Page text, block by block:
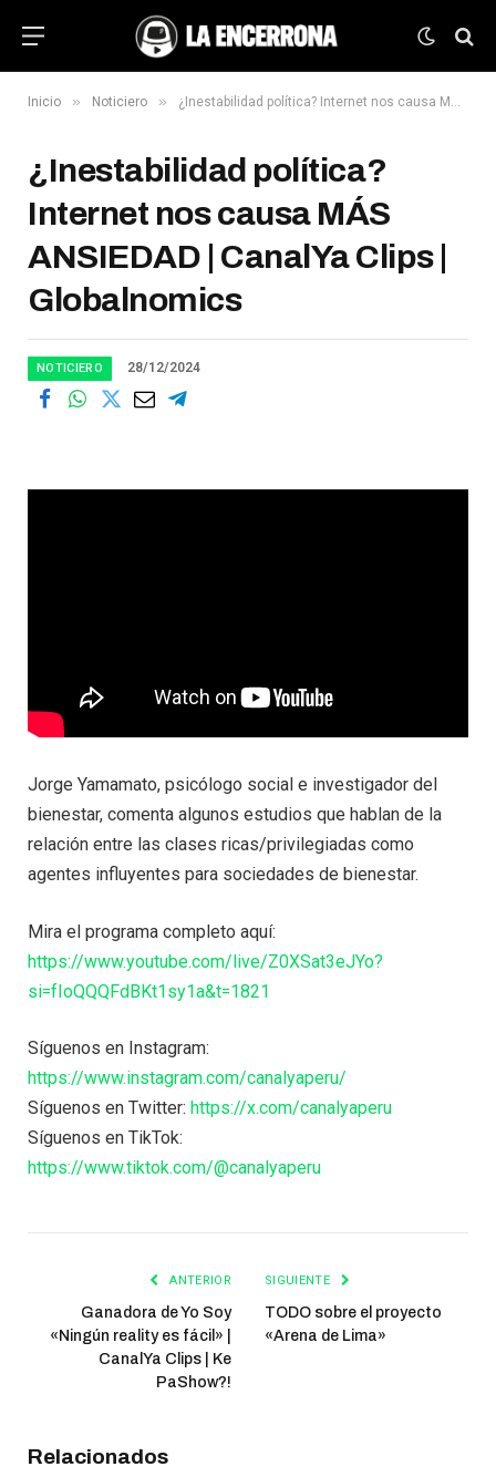
Inicio » Noticiero » ¿Inestabilidad política? Internet nos causa MÁS ANSIEDAD | CanalYa Clips | Globalnomics
¿Inestabilidad política?
Internet nos causa MÁS
ANSIEDAD | CanalYa Clips |
Globalnomics
NOTICIERO 28/12/2024
Jorge Yamamato, psicólogo social e investigador del
bienestar, comenta algunos estudios que hablan de la
relación entre las clases ricas/privilegiadas como
agentes influyentes para sociedades de bienestar.
Mira el programa completo aquí:
https://www.youtube.com/live/Z0XSat3eJYo?
si=fIoQQQFdBKt1sy1a&t=1821
Síguenos en Instagram:
https://www.instagram.com/canalyaperu/
Síguenos en Twitter: https://x.com/canalyaperu
Síguenos en TikTok:
https://www.tiktok.com/@canalyaperu
ANTERIOR
Ganadora de Yo Soy
«Ningún reality es fácil» |
CanalYa Clips | Ke
PaShow?!
SIGUIENTE
TODO sobre el proyecto
«Arena de Lima»
Relacionados